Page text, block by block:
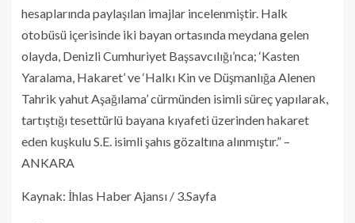
hesaplarında paylaşılan imajlar incelenmiştir. Halk
otobüsü içerisinde iki bayan ortasında meydana gelen
olayda, Denizli Cumhuriyet Başsavcılığı’nca; ‘Kasten
Yaralama, Hakaret’ ve ‘Halkı Kin ve Düşmanlığa Alenen
Tahrik yahut Aşağılama’ cürmünden isimli süreç yapılarak,
tartıştığı tesettürlü bayana kıyafeti üzerinden hakaret
eden kuşkulu S.E. isimli şahıs gözaltına alınmıştır.” –
ANKARA
Kaynak: İhlas Haber Ajansı / 3.Sayfa